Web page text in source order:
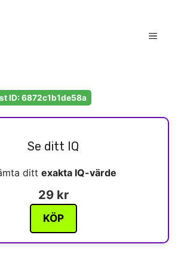
Meny
ID: 6872c1b1de58a
Se ditt IQ
ditt exakta IQ-värde
29 kr
KÖP